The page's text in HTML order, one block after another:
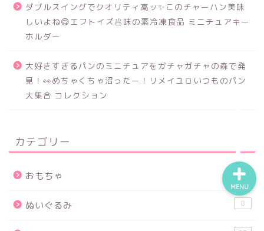
ダブルスイングでクオリティ高ッ✨このチャーハン美味
しいよね😋エフトイズ🥟味の素冷凍食品 ミニチュアキー
ホルダー
大好きすぎるパンのミニチュアをガチャガチャの森で発
見！👀めちゃくちゃ沼ったー！リメイユ🍞いつものパン
大集合 コレクション
カテゴリー
おもちゃ 25
ぬいぐるみ 8
MENU
食品サンプル
BANDAI